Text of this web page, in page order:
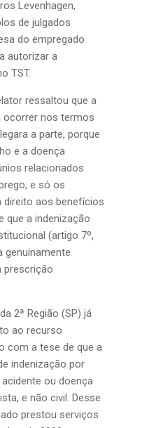
Levenhagen,
de julgados
do empregado
autorizar a
TST.
ressaltou que a
ocorrer nos termos
a parte, porque
e a doença
relacionados
e só os
direito aos benefícios
que a indenização
(artigo 7º,
genuinamente
prescrição
2ª Região (SP) já
ao recurso
com a tese de que a
indenização por
ou doença
e não civil. Desse
prestou serviços